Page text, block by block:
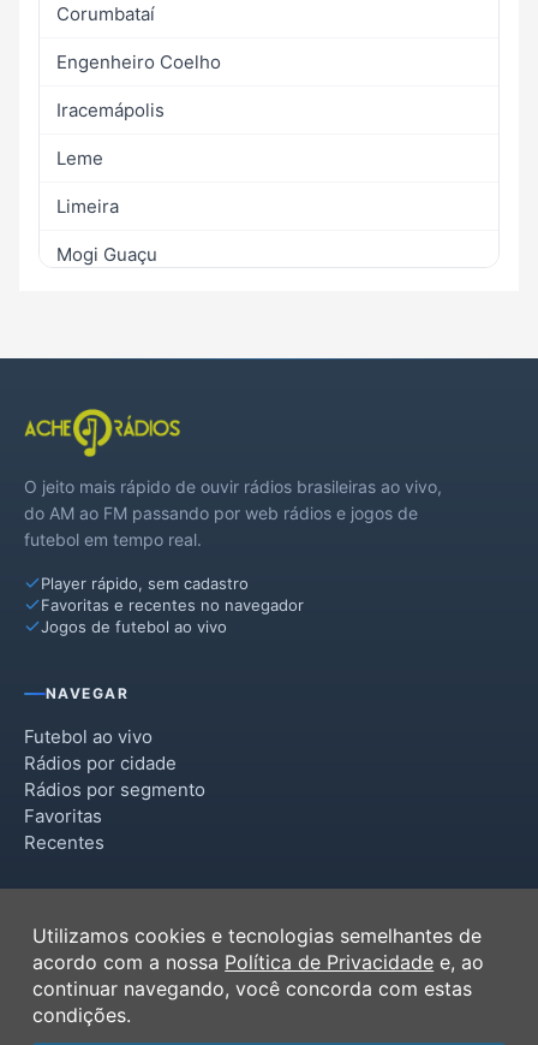
Corumbataí
Engenheiro Coelho
Iracemápolis
Leme
Limeira
Mogi Guaçu
O jeito mais rápido de ouvir rádios brasileiras ao vivo,
do AM ao FM passando por web rádios e jogos de
futebol em tempo real.
Player rápido, sem cadastro
Favoritas e recentes no navegador
Jogos de futebol ao vivo
NAVEGAR
Futebol ao vivo
Rádios por cidade
Rádios por segmento
Favoritas
Recentes
Termos de Uso
Política de Privacidade
Ferramentas
Contato
Utilizamos cookies e tecnologias semelhantes de
acordo com a nossa Política de Privacidade e, ao
continuar navegando, você concorda com estas
condições.